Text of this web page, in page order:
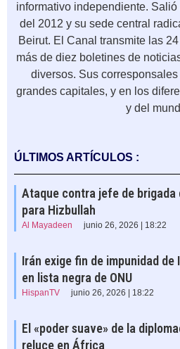
informativo independiente.
del 2012 y su sede central
Beirut. El Canal transmite las
más de diez boletines de
diversos. Sus
grandes capitales, y en los
y del
ÚLTIMOS ARTÍCULOS :
Ataque contra jefe de brigada
para Hizbullah
Al Mayadeen junio 26, 2026 | 18:22
Irán exige fin de impunidad
en lista negra de ONU
HispanTV junio 26, 2026 | 18:22
El «poder suave» de la
reluce en África